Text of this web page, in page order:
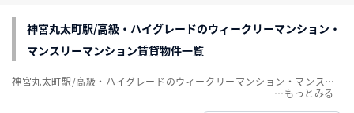
神宮丸太町駅/高級・ハイグレードのウィークリーマンション・
マンスリーマンション賃貸物件一覧
神宮丸太町駅/高級・ハイグレードのウィークリーマンション・マンスリーマンション賃貸物件一覧を掲載中。敷金・礼金無料、家具・家電付をご紹介。こだわり条件での絞込みも簡単！
…